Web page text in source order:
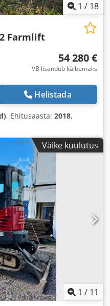
1 / 18
Farmlift
54 280 €
VB lisandub käibemaks
Helistada
, Ehitusaasta: 2018,
Väike kuulutus
1 / 11